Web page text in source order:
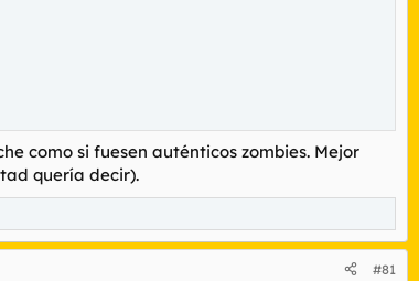
como si fuesen auténticos zombies. Mejor
quería decir).
#81